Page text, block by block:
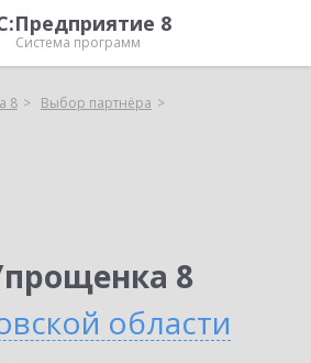
8
Система программ
8
Выбор партнёра
8
области